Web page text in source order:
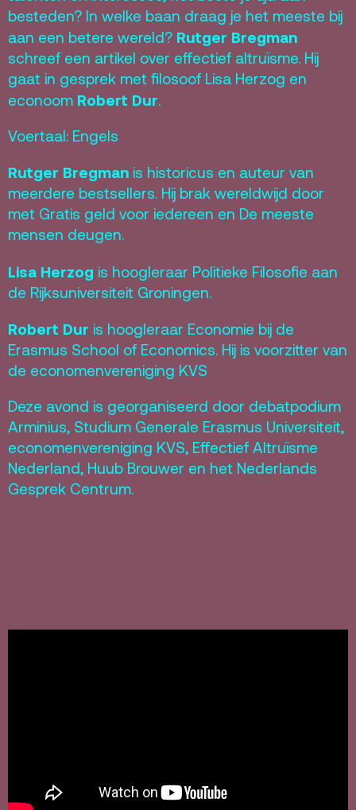
besteden? In welke baan draag je het meeste bij
aan een betere wereld? Rutger Bregman
schreef een artikel over effectief altruïsme. Hij
gaat in gesprek met filosoof Lisa Herzog en
econoom Robert Dur.
Voertaal: Engels
Rutger Bregman is historicus en auteur van
meerdere bestsellers. Hij brak wereldwijd door
met Gratis geld voor iedereen en De meeste
mensen deugen.
Lisa Herzog is hoogleraar Politieke Filosofie aan
de Rijksuniversiteit Groningen.
Robert Dur is hoogleraar Economie bij de
Erasmus School of Economics. Hij is voorzitter van
de economenvereniging KVS
Deze avond is georganiseerd door debatpodium
Arminius, Studium Generale Erasmus Universiteit,
economenvereniging KVS, Effectief Altruïsme
Nederland, Huub Brouwer en het Nederlands
Gesprek Centrum.